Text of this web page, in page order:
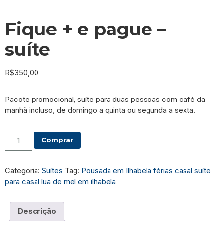
Fique + e pague –
suíte
R$350,00
Pacote promocional, suíte para duas pessoas com café da
manhã incluso, de domingo a quinta ou segunda a sexta.
Comprar
Categoria: Suítes Tag: Pousada em Ilhabela férias casal suíte
para casal lua de mel em ilhabela
Descrição